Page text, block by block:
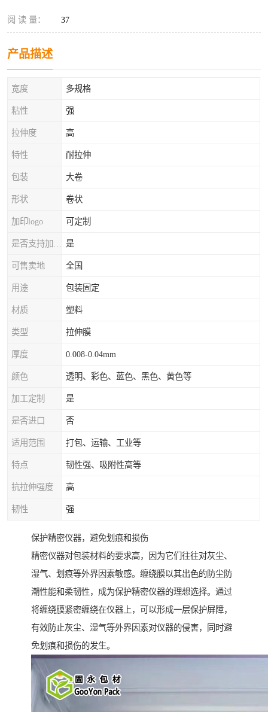
阅 读 量： 37
产品描述
宽度 多规格
粘性 强
拉伸度 高
特性 耐拉伸
包装 大卷
形状 卷状
加印logo 可定制
是
可售卖地 全国
用途 包装固定
材质 塑料
类型 拉伸膜
厚度 0.008-0.04mm
颜色 透明、彩色、蓝色、黑色、黄色等
加工定制 是
是否进口 否
适用范围 打包、运输、工业等
特点 韧性强、吸附性高等
抗拉伸强度 高
韧性 强
保护精密仪器，避免划痕和损伤
精密仪器对包装材料的要求高，因为它们往往对灰尘、
湿气、划痕等外界因素敏感。缠绕膜以其出色的防尘防
潮性能和柔韧性，成为保护精密仪器的理想选择。通过
将缠绕膜紧密缠绕在仪器上，可以形成一层保护屏障，
有效防止灰尘、湿气等外界因素对仪器的侵害，同时避
免划痕和损伤的发生。